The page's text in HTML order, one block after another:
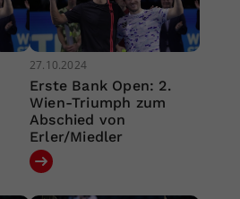
27.10.2024
Erste Bank Open: 2.
Wien-Triumph zum
Abschied von
Erler/Miedler